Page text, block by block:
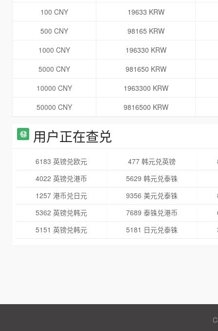
100 CNY
19633 KRW
500 CNY
98165 KRW
1000 CNY
196330 KRW
5000 CNY
981650 KRW
10000 CNY
1963300 KRW
50000 CNY
9816500 KRW
用户正在查兑
6183 英镑兑欧元 477 韩元兑英镑
4022 英镑兑港币
5629 韩元兑泰铢
1257 港币兑日元
9356 美元兑泰铢
5362 英镑兑韩元
7689 泰铢兑港币
5151 英镑兑韩元
5181 日元兑泰铢